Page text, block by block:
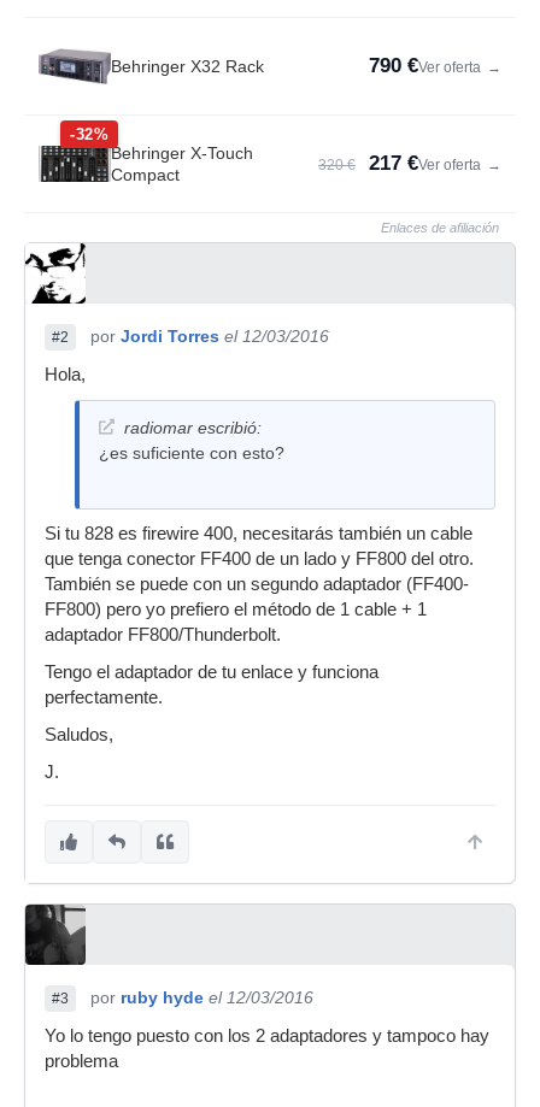
Behringer X32 Rack 790 €Ver oferta →
-32%
Behringer X-Touch
Compact
320 € 217 €Ver oferta →
Enlaces de afiliación
#2 por Jordi Torres el 12/03/2016
Hola,
radiomar escribió:
¿es suficiente con esto?
Si tu 828 es firewire 400, necesitarás también un cable
que tenga conector FF400 de un lado y FF800 del otro.
También se puede con un segundo adaptador (FF400-
FF800) pero yo prefiero el método de 1 cable + 1
adaptador FF800/Thunderbolt.
Tengo el adaptador de tu enlace y funciona
perfectamente.
Saludos,
J.
#3 por ruby hyde el 12/03/2016
Yo lo tengo puesto con los 2 adaptadores y tampoco hay
problema